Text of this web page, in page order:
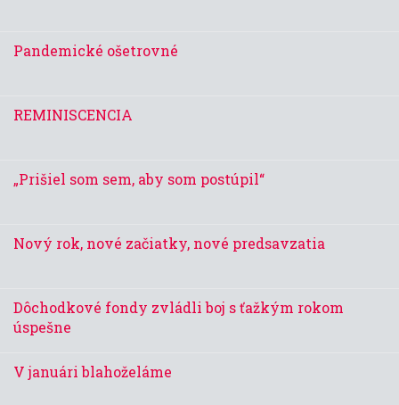
Pandemické ošetrovné
REMINISCENCIA
„Prišiel som sem, aby som postúpil“
Nový rok, nové začiatky, nové predsavzatia
Dôchodkové fondy zvládli boj s ťažkým rokom
úspešne
V januári blahoželáme